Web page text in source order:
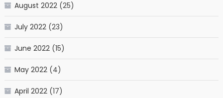
August 2022(25)
July 2022(23)
June 2022(15)
May 2022(4)
April 2022(17)